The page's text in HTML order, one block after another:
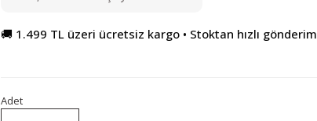
🚚 1.499 TL üzeri ücretsiz kargo • Stoktan hızlı gönderim
Adet